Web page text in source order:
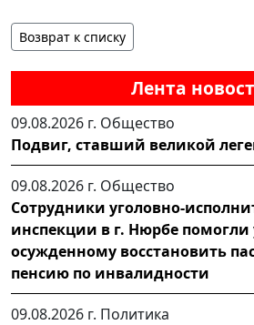
Лента
09.08.2026 г. Общество
Подвиг, ставший великой
09.08.2026 г. Общество
Сотрудники уголовно-
инспекции в г. Нюрбе помогли
осужденному восстановить
пенсию по инвалидности
09.08.2026 г. Политика
Возврат к списку